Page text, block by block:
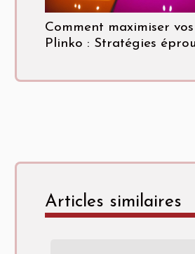
Comment maximiser
Plinko : Stratégies
Articles similaires